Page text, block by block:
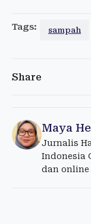
Tags: sampah
Share
Maya
Jurnalis
Indonesia
dan online